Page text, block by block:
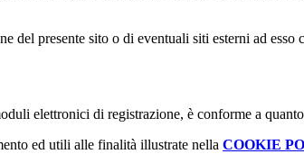
del presente sito o di eventuali siti esterni ad esso
elettronici di registrazione, è conforme a
ed utili alle finalità illustrate nella COOKIE